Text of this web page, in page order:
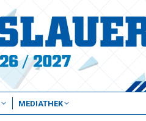
MEDIATHEK